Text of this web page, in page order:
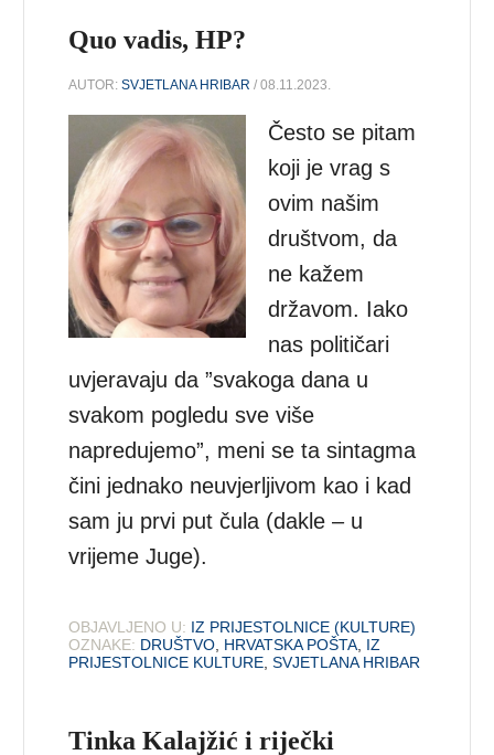
Quo vadis, HP?
AUTOR:SVJETLANA HRIBAR / 08.11.2023.
Često se pitam
koji je vrag s
ovim našim
društvom, da
ne kažem
državom. Iako
nas političari
uvjeravaju da ”svakoga dana u
svakom pogledu sve više
napredujemo”, meni se ta sintagma
čini jednako neuvjerljivom kao i kad
sam ju prvi put čula (dakle – u
vrijeme Juge).
OBJAVLJENO U: IZ PRIJESTOLNICE (KULTURE)
OZNAKE: DRUŠTVO HRVATSKA POŠTA IZ
PRIJESTOLNICE KULTURE ,SVJETLANA HRIBAR
Tinka Kalajžić i riječki